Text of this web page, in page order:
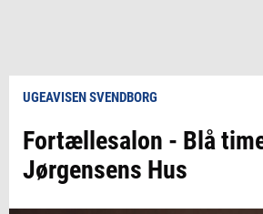
UGEAVISEN SVENDBORG
Fortællesalon - Blå
Jørgensens Hus